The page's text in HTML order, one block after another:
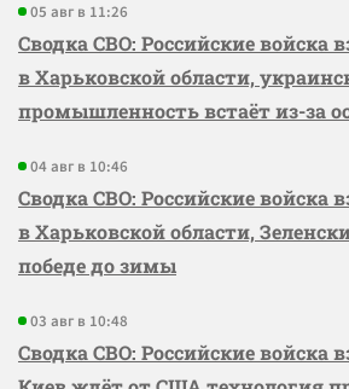
05 авг в 11:26
Сводка СВО: Российские войска
в Харьковской области,
промышленность встаёт из-за
04 авг в 10:46
Сводка СВО: Российские войска
в Харьковской области,
победе до зимы
03 авг в 10:48
Сводка СВО: Российские войска